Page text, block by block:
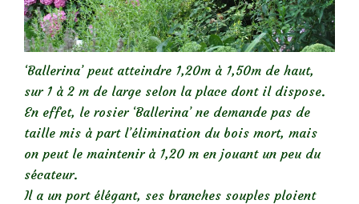
‘Ballerina’ peut atteindre 1,20m à 1,50m de haut,
sur 1 à 2 m de large selon la place dont il dispose.
En effet, le rosier ‘Ballerina’ ne demande pas de
taille mis à part l’élimination du bois mort, mais
on peut le maintenir à 1,20 m en jouant un peu du
sécateur.
Il a un port élégant, ses branches souples ploient